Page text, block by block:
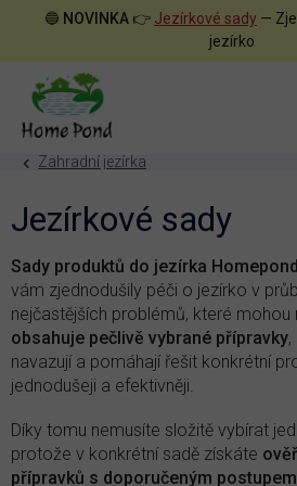
🔵 NOVINKA 👉 Jezírkové sady —
jezírko
Zahradní jezírka
Jezírkové sady
Sady produktů do jezírka Homepond
vám zjednodušily péči o jezírko v
nejčastějších problémů, které mohou
obsahuje pečlivě vybrané přípravky
navazují a pomáhají řešit konkrétní
jednodušeji a efektivněji.
Díky tomu nemusíte složitě vybírat
protože v konkrétní sadě získáte
přípravků s doporučeným